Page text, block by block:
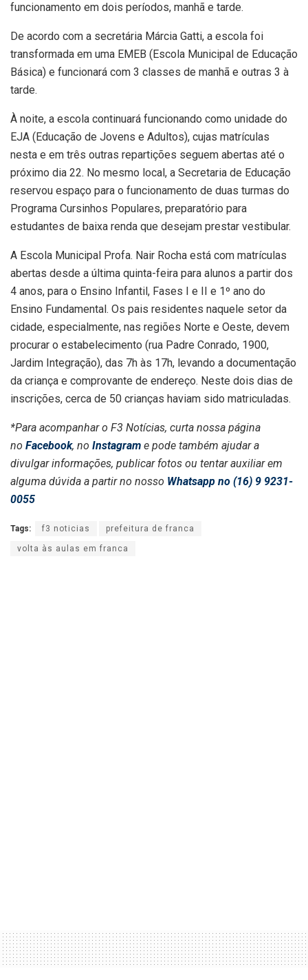
funcionamento em dois períodos, manhã e tarde.
De acordo com a secretária Márcia Gatti, a escola foi
transformada em uma EMEB (Escola Municipal de Educação
Básica) e funcionará com 3 classes de manhã e outras 3 à
tarde.
À noite, a escola continuará funcionando como unidade do
EJA (Educação de Jovens e Adultos), cujas matrículas
nesta e em três outras repartições seguem abertas até o
próximo dia 22. No mesmo local, a Secretaria de Educação
reservou espaço para o funcionamento de duas turmas do
Programa Cursinhos Populares, preparatório para
estudantes de baixa renda que desejam prestar vestibular.
A Escola Municipal Profa. Nair Rocha está com matrículas
abertas desde a última quinta-feira para alunos a partir dos
4 anos, para o Ensino Infantil, Fases I e II e 1º ano do
Ensino Fundamental. Os pais residentes naquele setor da
cidade, especialmente, nas regiões Norte e Oeste, devem
procurar o estabelecimento (rua Padre Conrado, 1900,
Jardim Integração), das 7h às 17h, levando a documentação
da criança e comprovante de endereço. Neste dois dias de
inscrições, cerca de 50 crianças haviam sido matriculadas.
*Para acompanhar o F3 Notícias, curta nossa página
no Facebook, no Instagram e pode também ajudar a
divulgar informações, publicar fotos ou tentar auxiliar em
alguma dúvida a partir no nosso Whatsapp no (16) 9 9231-
0055
Tags: f3 noticias prefeitura de franca
volta às aulas em franca